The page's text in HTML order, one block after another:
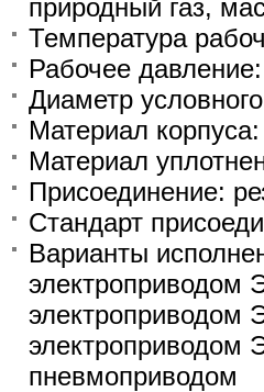
природный газ,
Температура
Рабочее
Диаметр
Материал
Материал
Присоединение:
Стандарт
Варианты
электроприводом
электроприводом
электроприводом
пневмоприводом